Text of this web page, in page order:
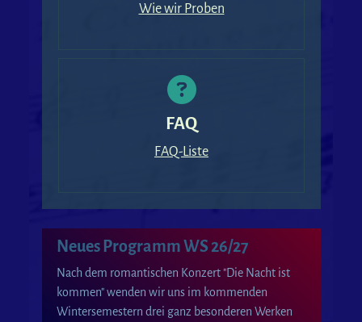
Wie wir Proben
FAQ
FAQ-Liste
Neues Programm WS 26/27
Nach dem romantischen Konzert "Die Nacht ist
kommen" wenden wir uns im kommenden
Wintersemestern drei ganz besonderen Werken